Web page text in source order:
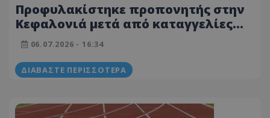
Προφυλακίστηκε προπονητής στην
Κεφαλονιά μετά από καταγγελίες
ανήλικων αθλητριών για
σεξουαλική παρενόχληση
06.07.2026 - 16:34
ΔΙΑΒΆΣΤΕ ΠΕΡΙΣΣΌΤΕΡΑ